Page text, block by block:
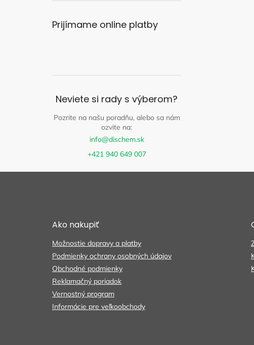
Prijímame online platby
Neviete si rady s výberom?
Pozrite na našu poradňu, alebo sa nám
ozvite na:
info@dischem.sk
+421 940 649 007
Ako nakupiť
Možnostie dopravy a platby
Podmienky ochrany osobných údajov
Obchodné podmienky
Reklamačný poriadok
Vernostný program
Informácie pre veľkoobchody